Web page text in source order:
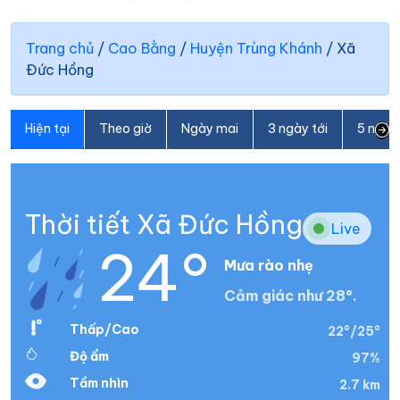
Trang chủ / Cao Bằng / Huyện Trùng Khánh / Xã
Đức Hồng
Hiện tại Theo giờ Ngày mai 3 ngày tới 5
Thời tiết Xã Đức Hồng Live
24°
Mưa rào nhẹ
Cảm giác như 28°.
Thấp/Cao
22°/25°
Độ ẩm
97%
Tầm nhìn
2.7 km